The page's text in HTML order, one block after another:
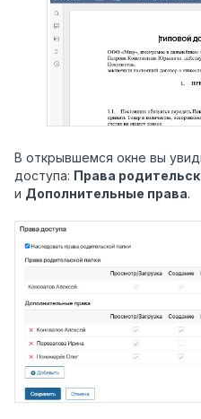
В открывшемся окне вы
доступа: Права
и Дополнительные права.